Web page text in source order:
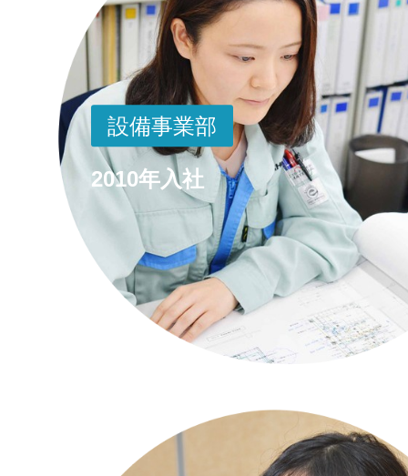
設備事業部
2010年入社